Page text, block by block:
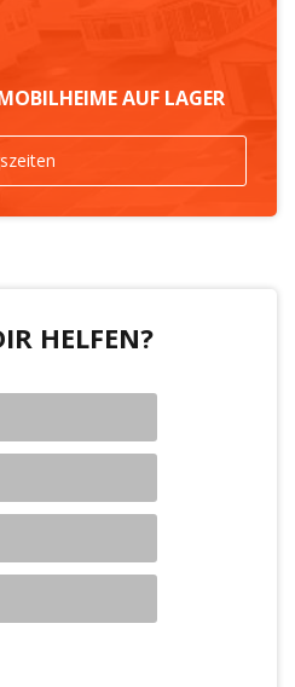
AUF LAGER
HELFEN?